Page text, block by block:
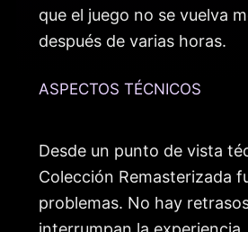
que el juego no se vuelva
después de varias horas.
ASPECTOS TÉCNICOS
Desde un punto de vista
Colección Remasterizada
problemas. No hay